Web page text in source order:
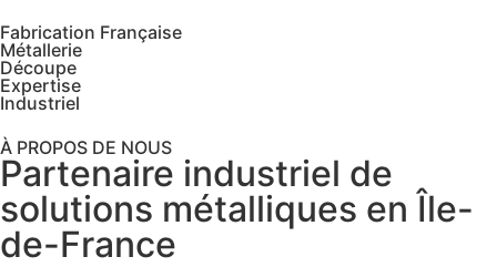
Fabrication Française
Métallerie
Découpe
Expertise
Industriel
À PROPOS DE NOUS
Partenaire industriel de
solutions métalliques en Île-
de-France